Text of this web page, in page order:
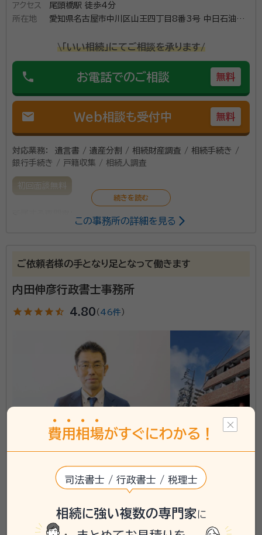
アクセス
尾頭橋駅 徒歩4分
所在地
愛知県名古屋市中川区山王四丁目8番3号 中日石油2
\「いい相続」にてご相談を承ります/
phone お電話でのご相談 無料
mail Web相談も受付中 無料
対応業務：
遺言書 / 遺産分割 / 相続財産調査 / 相続手続き /
銀行手続き / 戸籍収集 / 相続人調査
初回面談無料
当事務所は、尾頭橋駅から徒歩4分にあり、好アクセス
です。 相続手続きでお悩みの場合はぜひレオ行政書士
愛知県行政書士会
この事務所の詳細を見る
ご依頼者様の手となり足となって働きます
内田伸彦行政書士事務所
star star star star star_half 4.80 （ 46件）
愛知県瀬戸市北脇町251番地 カサミヤ2F東号室
費用 相場がすぐにわかる！
司法書士 / 行政書士 / 税理士
相続に強い複数の専門家に